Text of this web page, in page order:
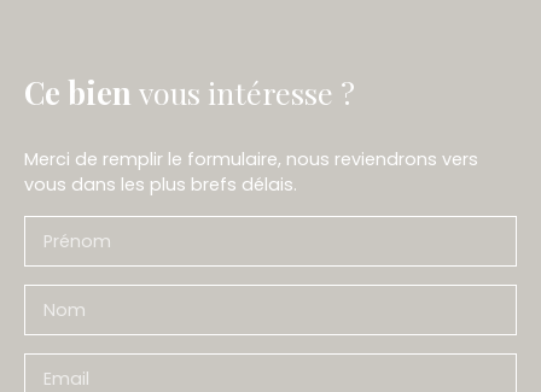
Ce bien vous intéresse ?
Merci de remplir le formulaire, nous reviendrons vers
vous dans les plus brefs délais.
Prénom
Nom
Email